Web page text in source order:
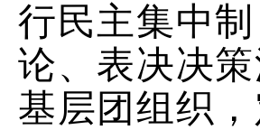
行民主集中
论、表决决
基层团组织